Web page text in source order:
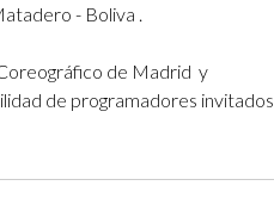
- Boliva .
de Madrid y
de programadores invitados